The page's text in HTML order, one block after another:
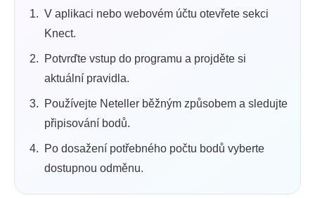
V aplikaci nebo webovém účtu otevřete sekci
Knect.
Potvrďte vstup do programu a projděte si
aktuální pravidla.
Používejte Neteller běžným způsobem a sledujte
připisování bodů.
Po dosažení potřebného počtu bodů vyberte
dostupnou odměnu.